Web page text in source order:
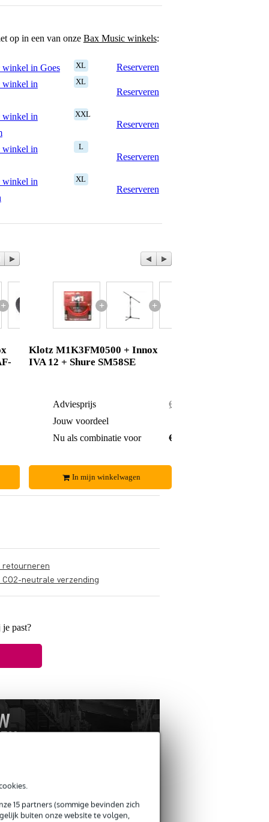
15 partners (sommige bevinden zich
buiten onze website te volgen,
op in een van onze Bax Music winkels:
in Goes XL
Reserveren
winkel in
XL
Reserveren
winkel in
XXL
Reserveren
winkel in
L
Reserveren
winkel in
XL
Reserveren
+ + +
Klotz M1K3FM0500 + Innox
IVA 12 + Shure SM58SE
Adviesprijs
€ 165,-
Jouw voordeel
Nu als combinatie voor
€ 159,-
In mijn winkelwagen
retourneren
CO2-neutrale verzending
je past?
ANDEREN KOCHTEN